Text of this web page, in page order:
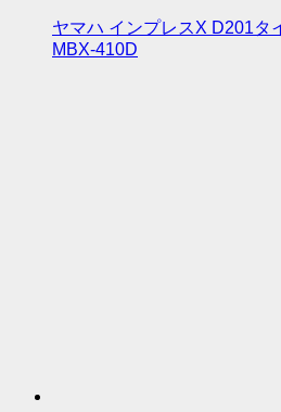
ヤマハ インプレスX D201タ
MBX-410D